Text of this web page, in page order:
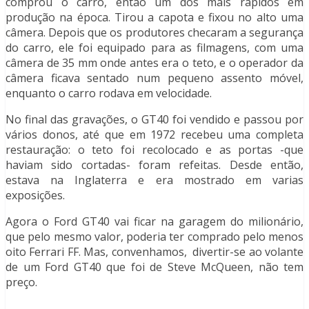
produção na época. Tirou a capota e fixou no alto uma
câmera. Depois que os produtores checaram a segurança
do carro, ele foi equipado para as filmagens, com uma
câmera de 35 mm onde antes era o teto, e o operador da
câmera ficava sentado num pequeno assento móvel,
enquanto o carro rodava em velocidade.
No final das gravações, o GT40 foi vendido e passou por
vários donos, até que em 1972 recebeu uma completa
restauração: o teto foi recolocado e as portas -que
haviam sido cortadas- foram refeitas. Desde então,
estava na Inglaterra e era mostrado em varias
exposições.
Agora o Ford GT40 vai ficar na garagem do milionário,
que pelo mesmo valor, poderia ter comprado pelo menos
oito Ferrari FF. Mas, convenhamos, divertir-se ao volante
de um Ford GT40 que foi de Steve McQueen, não tem
preço.